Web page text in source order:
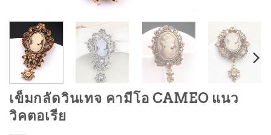
เข็มกลัดวินเทจ คามีโอ CAMEO แนว
วิคตอเรีย